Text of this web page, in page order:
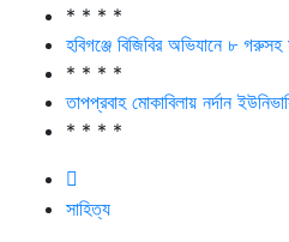
* * * *
হবিগঞ্জে বিজিবির অভিযানে ৮
* * * *
তাপপ্রবাহ মোকাবিলায় নর্দান
* * * *
সাহিত্য